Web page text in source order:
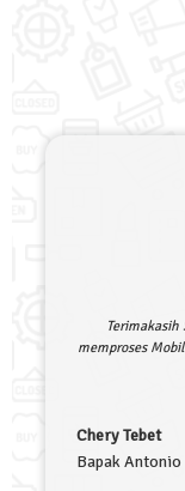
memproses
Chery Tebet
Bapak Antonio